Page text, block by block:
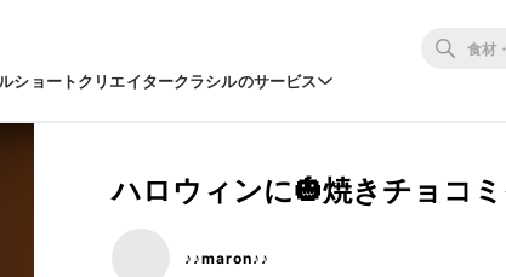
ショートクリエイタークラシルのサービス
ハロウィンに🎃焼きチョコ
♪♪maron♪♪